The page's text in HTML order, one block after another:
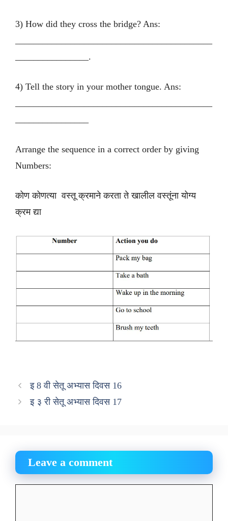
3) How did they cross the bridge? Ans:
________________.
4) Tell the story in your mother tongue. Ans:
Arrange the sequence in a correct order by giving
Numbers:
कोण कोणत्या वस्तू क्रमाने करता ते खालील वस्तूंना योग्य
क्रम द्या
इ 8 वी सेतू अभ्यास दिवस 16
इ ३ री सेतू अभ्यास दिवस 17
Leave a comment